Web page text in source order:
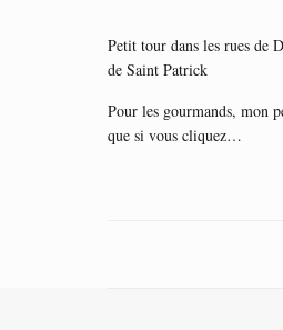
Petit tour dans les rues de
de Saint Patrick
Pour les gourmands, mon
que si vous cliquez…